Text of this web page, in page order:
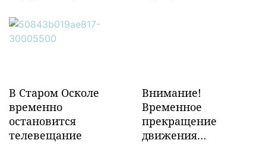
инфраструктуры в
Забайкалье
В Старом Осколе
временно
остановится
телевещание
Внимание!
Временное
прекращение
движения